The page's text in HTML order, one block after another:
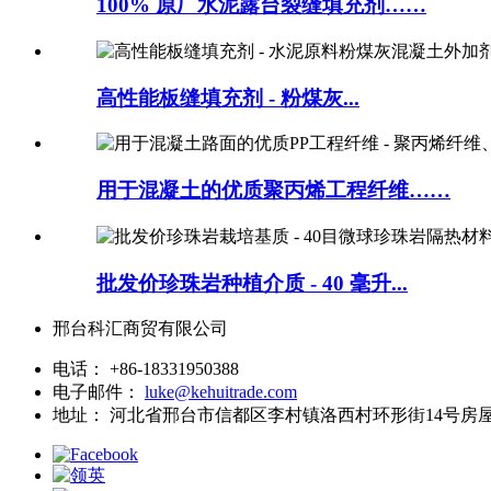
100% 原厂水泥露台裂缝填充剂……
高性能板缝填充剂 - 粉煤灰...
用于混凝土的优质聚丙烯工程纤维……
批发价珍珠岩种植介质 - 40 毫升...
邢台科汇商贸有限公司
电话：
+86-18331950388
电子邮件：
luke@kehuitrade.com
地址：
河北省邢台市信都区李村镇洛西村环形街14号房